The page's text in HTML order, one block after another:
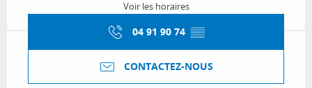
Voir les horaires
04 91 90 74 ▒▒
CONTACTEZ-NOUS